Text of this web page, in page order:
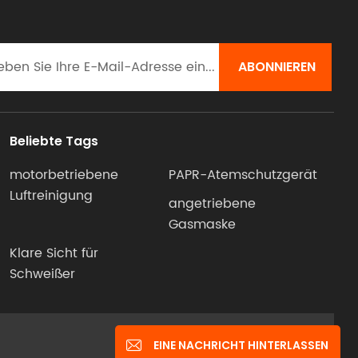
(≥ 20
(von
der
eines
als
Beliebte Tags
motorbetriebene
Luftreinigung
PAPR-Atemschutzgerät
angetriebene
Gasmaske
Klare Sicht für
Schweißer
IPv6-Netzwerk unterstützt
EINE NACHRICHT HINTERLASSEN